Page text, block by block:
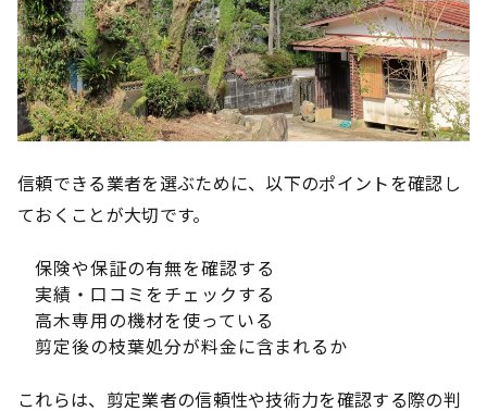
信頼できる業者を選ぶために、以下のポイントを確認し
ておくことが大切です。
保険や保証の有無を確認する
実績・口コミをチェックする
高木専用の機材を使っている
剪定後の枝葉処分が料金に含まれるか
これらは、剪定業者の信頼性や技術力を確認する際の判